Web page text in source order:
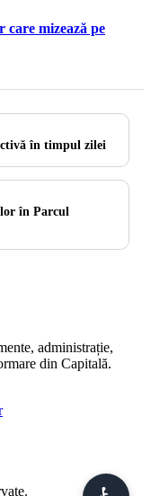
care mizează pe
în timpul zilei
în Parcul
administrație,
din Capitală.